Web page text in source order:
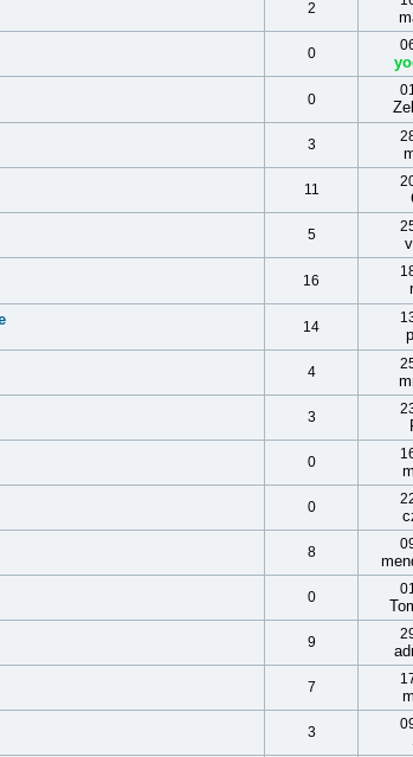
2
0
0
3
11
5
16
14
4
3
0
0
8
0
9
7
3